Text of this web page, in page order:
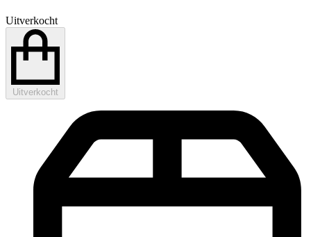
Uitverkocht
Uitverkocht